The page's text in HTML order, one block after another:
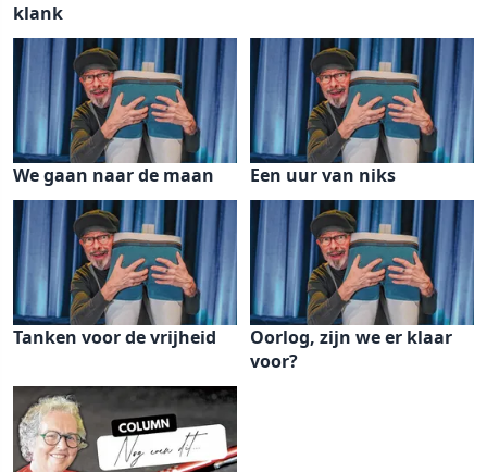
klank
We gaan naar de maan Een uur van niks
Tanken voor de vrijheid
Oorlog, zijn we er klaar
voor?